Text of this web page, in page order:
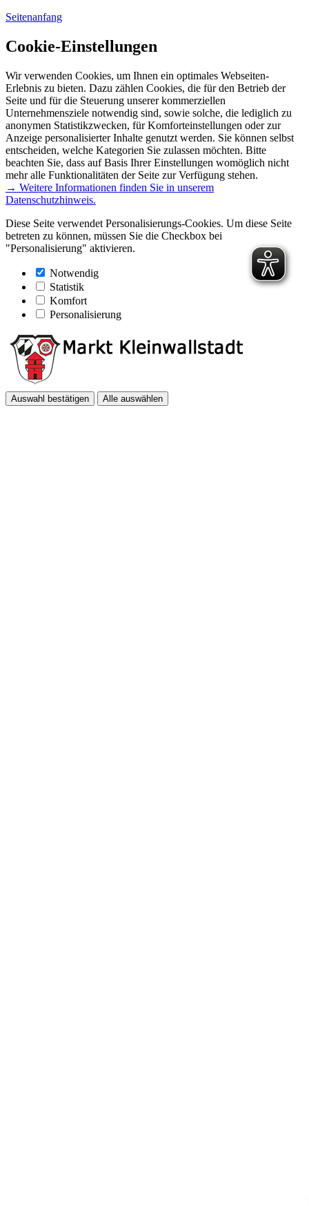
Seitenanfang
Cookie-Einstellungen
Wir verwenden Cookies, um Ihnen ein optimales Webseiten-
Erlebnis zu bieten. Dazu zählen Cookies, die für den Betrieb der
Seite und für die Steuerung unserer kommerziellen
Unternehmensziele notwendig sind, sowie solche, die lediglich zu
anonymen Statistikzwecken, für Komforteinstellungen oder zur
Anzeige personalisierter Inhalte genutzt werden. Sie können selbst
entscheiden, welche Kategorien Sie zulassen möchten. Bitte
beachten Sie, dass auf Basis Ihrer Einstellungen womöglich nicht
mehr alle Funktionalitäten der Seite zur Verfügung stehen.
→ Weitere Informationen finden Sie in unserem
Datenschutzhinweis.
Diese Seite verwendet Personalisierungs-Cookies. Um diese Seite
betreten zu können, müssen Sie die Checkbox bei
"Personalisierung" aktivieren.
Notwendig
Statistik
Komfort
Personalisierung
Auswahl bestätigen Alle auswählen